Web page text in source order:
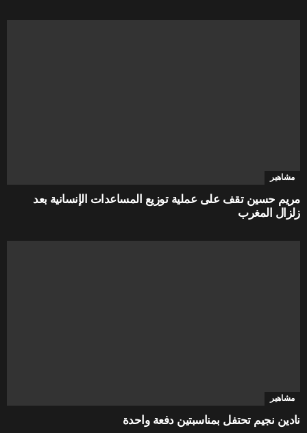
مشاهير
مريم حسين تقف على عملية توزيع المساعدات الإنسانية بعد
زلزال المغرب
مشاهير
نادين نجيم تحتفل بمناسبتين دفعة واحدة